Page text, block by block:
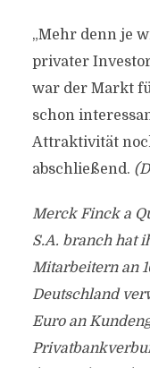
„Mehr denn je
privater
war der Markt
schon
Attraktivität
abschließend.
Merck Finck a
S.A. branch hat
Mitarbeitern an
Deutschland
Euro an